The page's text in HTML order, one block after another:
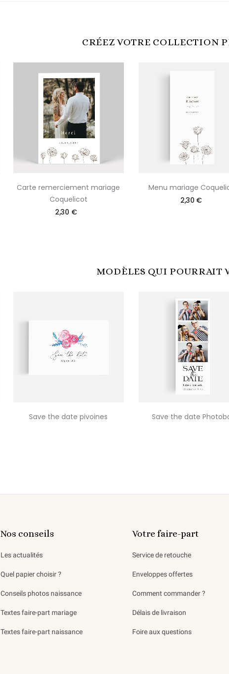
CRÉEZ VOTRE COLLECTION
Carte remerciement mariage
Coquelicot
2,30 €
Menu mariage
2,30 €
MODÈLES QUI POURRAIT
Save the date pivoines Save the date
Nos conseils
Les actualités
Quel papier choisir ?
Conseils photos naissance
Textes faire-part mariage
Textes faire-part naissance
Votre faire-part
Service de retouche
Enveloppes offertes
Comment commander ?
Délais de livraison
Foire aux questions